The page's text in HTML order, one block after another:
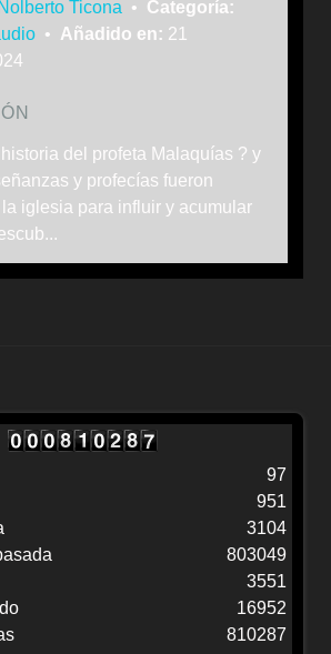
Nolberto Ticona • Categoría:
• Añadido en: 21
historia del profeta Malaquías ? y
y profecías fueron
iglesia para influir y acumular
97
951
3104
803049
3551
16952
810287